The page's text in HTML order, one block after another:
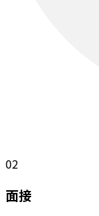
02
面接